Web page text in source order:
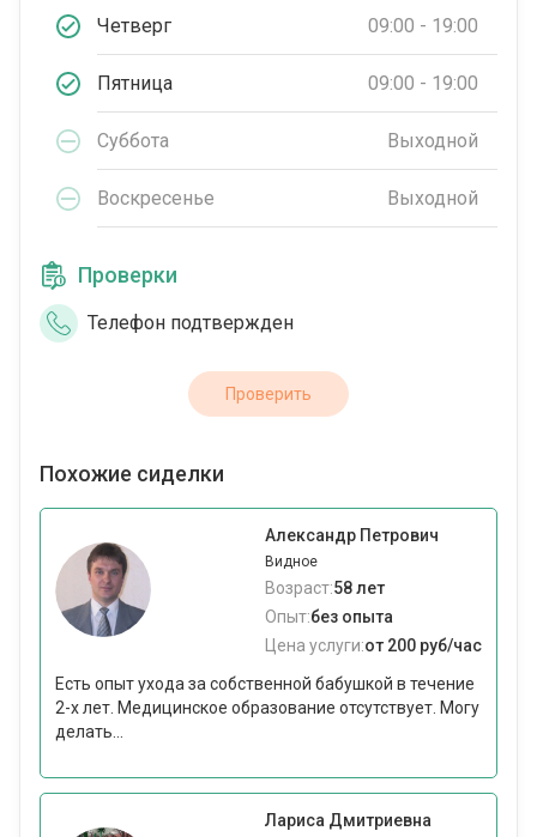
Четверг 09:00 - 19:00
Пятница 09:00 - 19:00
Суббота Выходной
Воскресенье Выходной
Проверки
Телефон подтвержден
Проверить
Похожие сиделки
Александр Петрович
Видное
Возраст:58 лет
Опыт:без опыта
Цена услуги:от 200 руб/час
Есть опыт ухода за собственной бабушкой в течение
2-х лет. Медицинское образование отсутствует. Могу
делать...
Лариса Дмитриевна